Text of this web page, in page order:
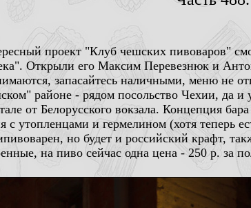
проект "Клуб чешских пивоваров"
Открыли его Максим Перевезнюк и
запасайтесь наличными, меню не
районе - рядом посольство Чехии, да
от Белорусского вокзала. Концепция
с утопленцами и гермелином (хотя теперь
но будет и российский крафт,
на пиво сейчас одна цена - 250 р. за